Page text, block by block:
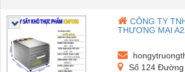
CÔNG TY
THƯƠNG MẠI
Số 124